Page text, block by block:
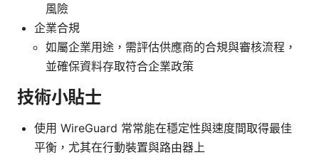
風險
企業合規
如屬企業用途，需評估供應商的合規與審核流程，
並確保資料存取符合企業政策
技術小貼士
使用 WireGuard 常常能在穩定性與速度間取得最佳
平衡，尤其在行動裝置與路由器上